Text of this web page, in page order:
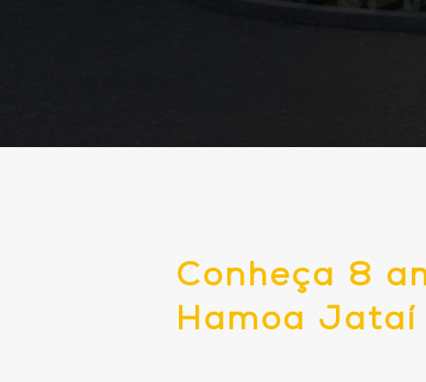
Conheça 8
Hamoa Jataí